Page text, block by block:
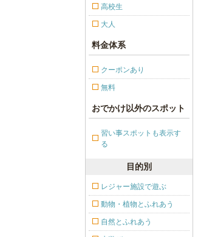
高校生
大人
料金体系
クーポンあり
無料
おでかけ以外のスポット
習い事スポットも表示す
る
目的別
レジャー施設で遊ぶ
動物・植物とふれあう
自然とふれあう